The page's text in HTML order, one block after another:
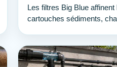
Les filtres Big Blue affinent
cartouches sédiments,